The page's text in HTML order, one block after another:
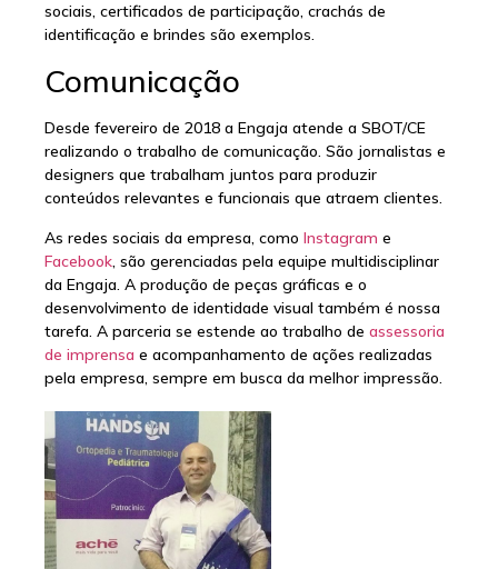
sociais, certificados de participação, crachás de
identificação e brindes são exemplos.
Comunicação
Desde fevereiro de 2018 a Engaja atende a SBOT/CE
realizando o trabalho de comunicação. São jornalistas e
designers que trabalham juntos para produzir
conteúdos relevantes e funcionais que atraem clientes.
As redes sociais da empresa, comoInstagram e
Facebook, são gerenciadas pela equipe multidisciplinar
da Engaja. A produção de peças gráficas e o
desenvolvimento de identidade visual também é nossa
tarefa. A parceria se estende ao trabalho deassessoria
de imprensa e acompanhamento de ações realizadas
pela empresa, sempre em busca da melhor impressão.